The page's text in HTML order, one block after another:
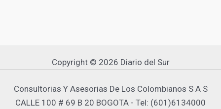
Copyright © 2026 Diario del Sur
Consultorias Y Asesorias De Los Colombianos S A S
CALLE 100 # 69 B 20 BOGOTA - Tel: (601)6134000